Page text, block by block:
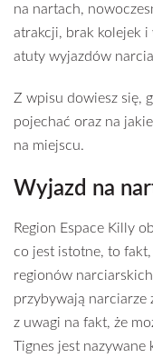
na nartach,
atrakcji, brak kolejek i
atuty wyjazdów
Z wpisu dowiesz się,
pojechać oraz na
na miejscu.
Wyjazd na
Region Espace Killy
co jest istotne, to
regionów
przybywają narciarze
z uwagi na fakt, że
Tignes jest nazywane